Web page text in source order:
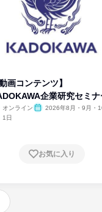
動画コンテンツ】
企業研究セミナ
オンライン
2026年8月・9月・
1日
お気に入り